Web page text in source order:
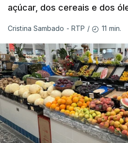
açúcar, dos cereais e dos
Cristina Sambado - RTP / 11 min.